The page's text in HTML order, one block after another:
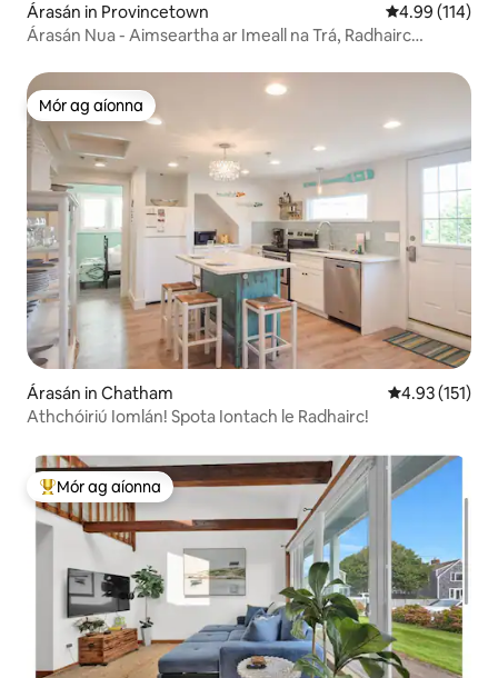
Árasán in Provincetown Meánrátáil
4.99 (114)
Árasán Nua - Aimseartha ar Imeall na Trá, Radhairc
Mór ag aíonna
Mór ag aíonna
Árasán in Chatham Meánrátáil
4.93 (151)
Athchóiriú Iomlán! Spota Iontach le Radhairc!
An-mhór ag aíonna
Mór ag aíonna